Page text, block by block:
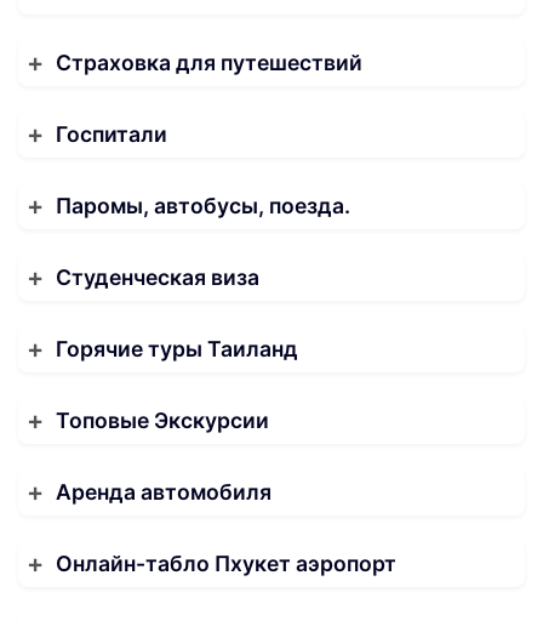
Страховка для путешествий
Госпитали
Паромы, автобусы, поезда.
Студенческая виза
Горячие туры Таиланд
Топовые Экскурсии
Аренда автомобиля
Онлайн-табло Пхукет аэропорт